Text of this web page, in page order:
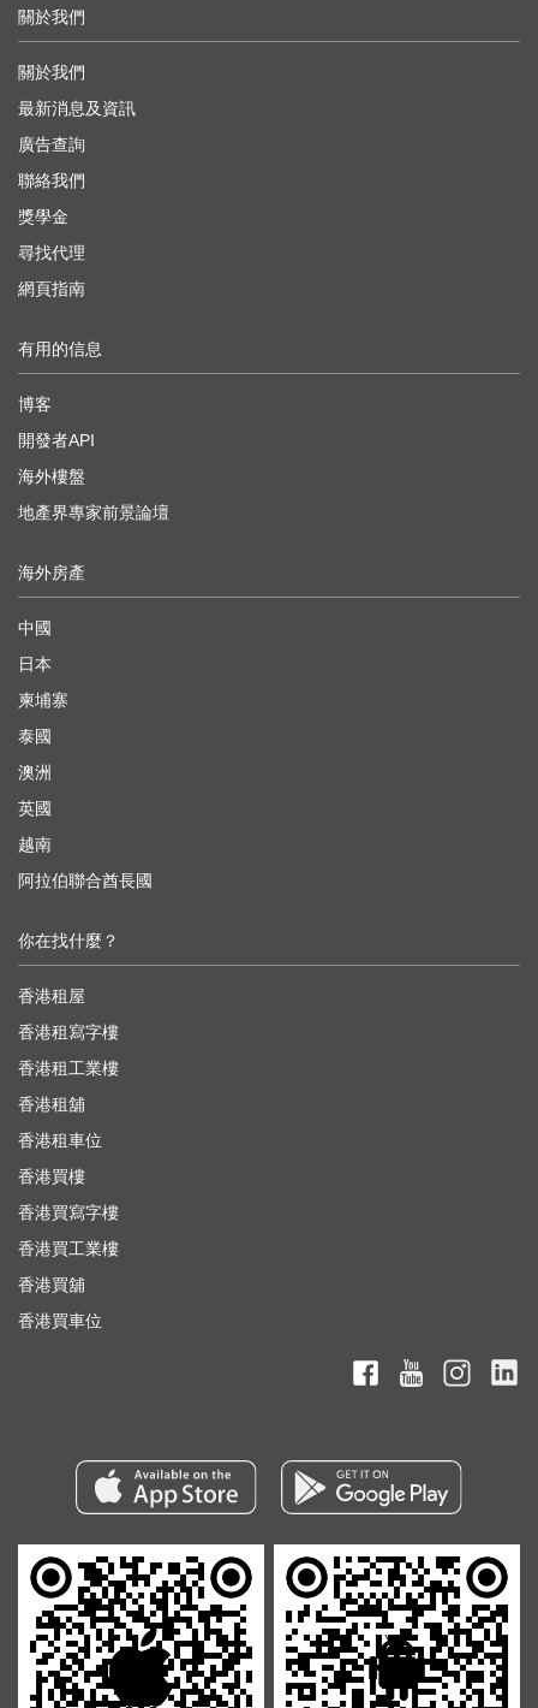
關於我們
關於我們
最新消息及資訊
廣告查詢
聯絡我們
獎學金
尋找代理
網頁指南
有用的信息
博客
開發者API
海外樓盤
地產界專家前景論壇
海外房產
中國
日本
柬埔寨
泰國
澳洲
英國
越南
阿拉伯聯合酋長國
你在找什麼？
香港租屋
香港租寫字樓
香港租工業樓
香港租舖
香港租車位
香港買樓
香港買寫字樓
香港買工業樓
香港買舖
香港買車位